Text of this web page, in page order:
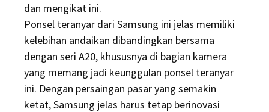
dan mengikat ini.
Ponsel teranyar dari Samsung ini jelas memiliki
kelebihan andaikan dibandingkan bersama
dengan seri A20, khususnya di bagian kamera
yang memang jadi keunggulan ponsel teranyar
ini. Dengan persaingan pasar yang semakin
ketat, Samsung jelas harus tetap berinovasi